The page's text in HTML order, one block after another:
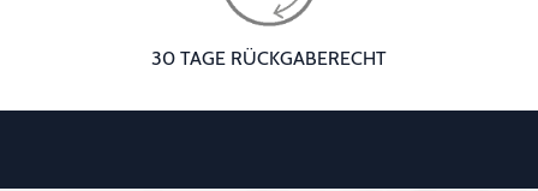
30 TAGE RÜCKGABERECHT